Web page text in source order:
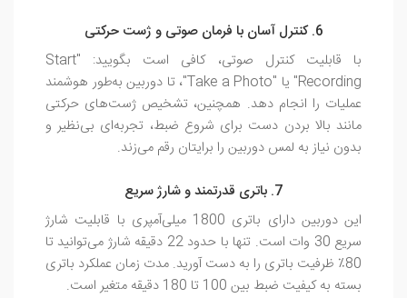
6. کنترل آسان با فرمان صوتی و ژست حرکتی
با قابلیت کنترل صوتی، کافی است بگویید: "Start
Recording" یا "Take a Photo"، تا دوربین به‌طور هوشمند
عملیات را انجام دهد. همچنین، تشخیص ژست‌های حرکتی
مانند بالا بردن دست برای شروع ضبط، تجربه‌ای بی‌نظیر و
بدون نیاز به لمس دوربین را برایتان رقم می‌زند.
7. باتری قدرتمند و شارژ سریع
این دوربین دارای باتری 1800 میلی‌آمپری با قابلیت شارژ
سریع 30 وات است. تنها با حدود 22 دقیقه شارژ می‌توانید تا
80٪ ظرفیت باتری را به دست آورید. مدت زمان عملکرد باتری
بسته به کیفیت ضبط بین 100 تا 180 دقیقه متغیر است.